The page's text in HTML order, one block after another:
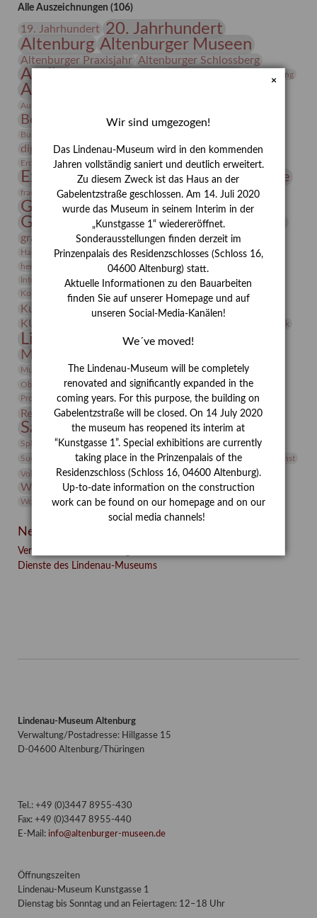
Alle Auszeichnungen (106)
19. Jahrhundert 20. Jahrhundert
Altenburg Altenburger Museen
Altenburger Praxisjahr Altenburger Schlossberg
Antike Asta Gröting
Ausstellung
Ausstellung „Vier Winde“
Bernhard August von Lindenau
Burg Posterstein
digitallabor Entartete Kunst
Enteignung
Erdmann Julius Dietrich
Erlebnisportal estrusker Exlibris
Expressionismus Festrede Florenz Fotografie
frauen Frauen in der Antike und heute
Gerhard-Altenbourg-Preis
Gerhard Altenbourg
Gerhard Kurt Müller
grafische sammlung griechische Mythologie
Hanns-Conon von der Gabelentz Heinrich Kirchhoff Heldinnen
herman de vries Humboldt
Insekten
Integriertes Schädlingsmanagement
Italien Jahresempfang
Jubiläum
Kolosseum
Kooperationsausstellung Korkmodelle Kunst
Kunstmuseum Kunstvermittlung Kunst von Kühl
KUNSTWAND Lehmbruck
Lindenau-Museum Marstall
Museumsgeschichte
Museumspädagogik Mäzen Napoleon Natur
Neue Remise
Objekt im Fokus
Paul Klee Peter Schnürpel Phelloplastik
Pohlhof
Provenienz
Provenienzforschung
Restaurierung Restitution Rudi Lesser Ruth Wolf-Rehfeld
Sammlung Samstagszeichner Skulptur
Sonderausstellung
Sphinx
studio Studio Bildende Kunst
studioDIGITAL
Suermondt-Ludwig-Museum
Vermittlung Video
Videokunst
Volontariat
Walter Rheiner Weihnachten Werefkin
Werkbetrachtung Winter Wissenschaft
Wolf and Dog
Wolf und Hund
Zirkuswoche
Neueste Beiträge
Verschenkt, verkauft, vergessen? – Kunstdetektivinnen im
Dienste des Lindenau-Museums
Lindenau-Museum Altenburg
Verwaltung/Postadresse: Hillgasse 15
D-04600 Altenburg/Thüringen
Tel.: +49 (0)3447 8955-430
Fax: +49 (0)3447 8955-440
E-Mail: info@altenburger-museen.de
Öffnungszeiten
Lindenau-Museum Kunstgasse 1
Dienstag bis Sonntag und an Feiertagen: 12–18 Uhr
×
Wir sind umgezogen!
Das Lindenau-Museum wird in den kommenden
Jahren vollständig saniert und deutlich erweitert.
Zu diesem Zweck ist das Haus an der
Gabelentzstraße geschlossen. Am 14. Juli 2020
wurde das Museum in seinem Interim in der
„Kunstgasse 1“ wiedereröffnet.
Sonderausstellungen finden derzeit im
Prinzenpalais des Residenzschlosses (Schloss 16,
04600 Altenburg) statt.
Aktuelle Informationen zu den Bauarbeiten
finden Sie auf unserer Homepage und auf
unseren Social-Media-Kanälen!
We´ve moved!
The Lindenau-Museum will be completely
renovated and significantly expanded in the
coming years. For this purpose, the building on
Gabelentzstraße will be closed. On 14 July 2020
the museum has reopened its interim at
“Kunstgasse 1”. Special exhibitions are currently
taking place in the Prinzenpalais of the
Residenzschloss (Schloss 16, 04600 Altenburg).
Up-to-date information on the construction
work can be found on our homepage and on our
social media channels!